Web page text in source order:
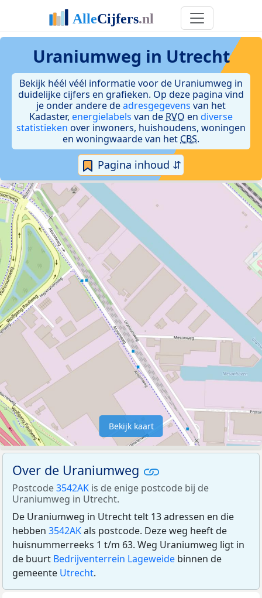
Uraniumweg in Utrecht
Bekijk héél véél informatie voor de Uraniumweg in
duidelijke cijfers en grafieken. Op deze pagina vind
je onder andere deadresgegevens van het
Kadaster, energielabels van de RVO en diverse
statistieken over inwoners, huishoudens, woningen
en woningwaarde van het CBS.
Pagina inhoud ⇵
Bekijk kaart
Over de Uraniumweg
Postcode3542AK is de enige postcode bij de
Uraniumweg in Utrecht.
De Uraniumweg in Utrecht telt 13 adressen en die
hebben 3542AKals postcode. Deze weg heeft de
huisnummerreeks 1 t/m 63. Weg Uraniumweg ligt in
de buurt Bedrijventerrein Lageweide binnen de
gemeente Utrecht.